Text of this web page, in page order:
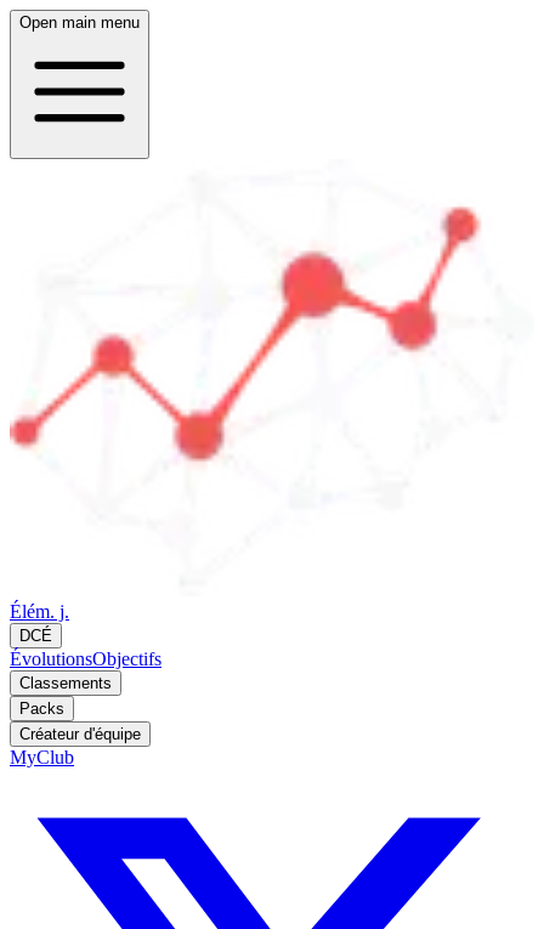
Open main menu
Élém. j.
DCÉ
ÉvolutionsObjectifs
Classements
Packs
Créateur d'équipe
MyClub